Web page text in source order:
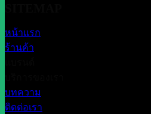
หน้าแรก
ร้านค้า
บทความ
ติดต่อเรา